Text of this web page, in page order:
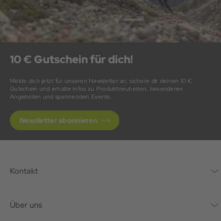
10 € Gutschein für dich!
Melde dich jetzt für unseren Newsletter an, sichere dir deinen 10 €
Gutschein und erhalte Infos zu Produktneuheiten, besonderen
Angeboten und spannenden Events.
Newsletter abonnieren
Kontakt
Über uns